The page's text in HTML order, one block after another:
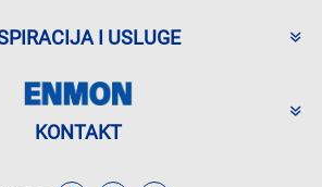
I USLUGE
KONTAKT